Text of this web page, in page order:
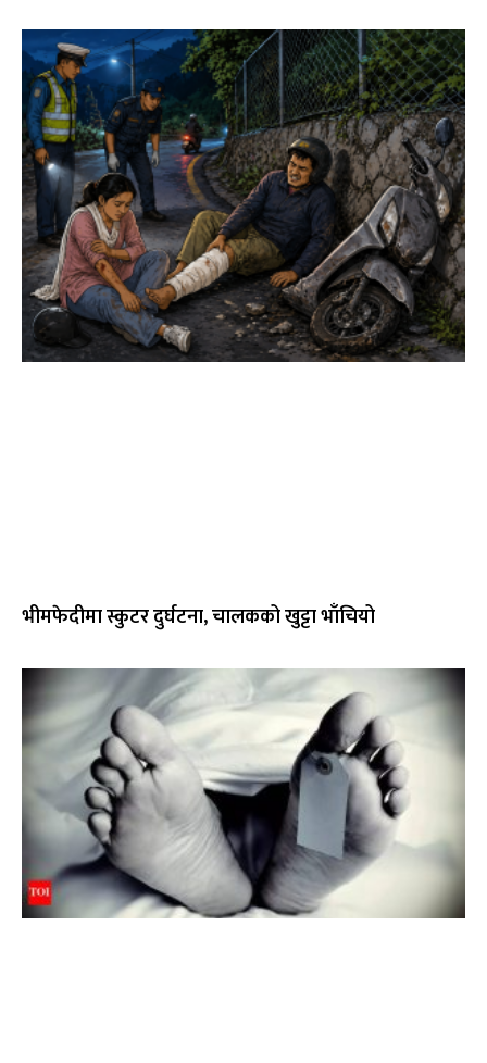
भीमफेदीमा स्कुटर दुर्घटना, चालकको खुट्टा भाँचियो